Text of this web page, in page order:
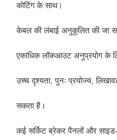
कोटिंग के साथ।
केबल की लंबाई अनुकूलित की जा
एकाधिक लॉकआउट अनुप्रयोग के
उच्च दृश्यता, पुनः प्रयोज्य,
सकता है।
कई सर्किट ब्रेकर पैनलों और